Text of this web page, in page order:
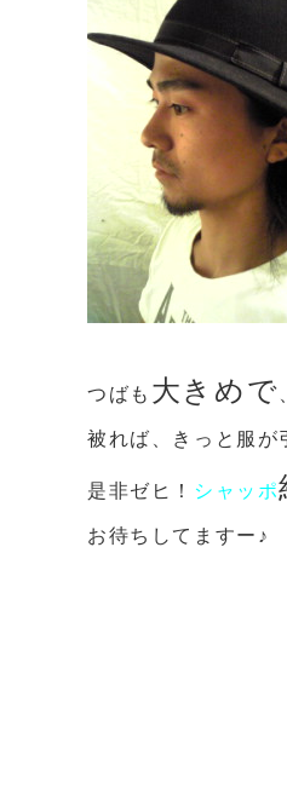
つばも 大きめで
被れば、きっと服が
是非ゼヒ！ シャッポ
お待ちしてますー♪